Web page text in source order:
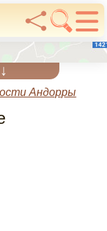
↓
Андорры